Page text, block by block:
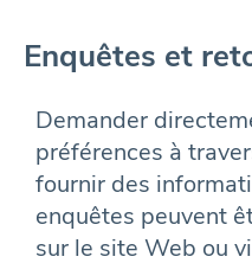
Enquêtes et
Demander
préférences à
fournir des
enquêtes peuvent
sur le site Web ou